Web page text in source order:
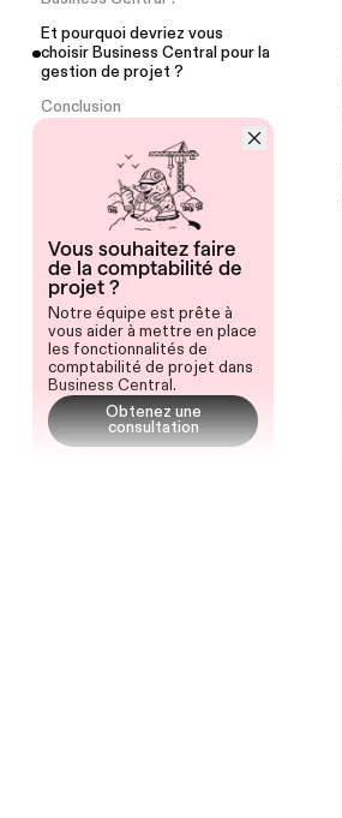
Et pourquoi devriez vous
choisir Business Central pour la
gestion de projet ?
Conclusion
Vous souhaitez faire
de la comptabilité de
projet ?
Notre équipe est prête à
vous aider à mettre en place
les fonctionnalités de
comptabilité de projet dans
Business Central.
Obtenez une
consultation